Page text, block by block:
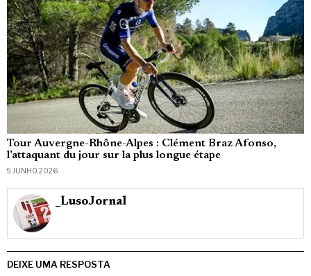
Tour Auvergne-Rhône-Alpes : Clément Braz Afonso,
l’attaquant du jour sur la plus longue étape
9 JUNHO, 2026
_LusoJornal
DEIXE UMA RESPOSTA